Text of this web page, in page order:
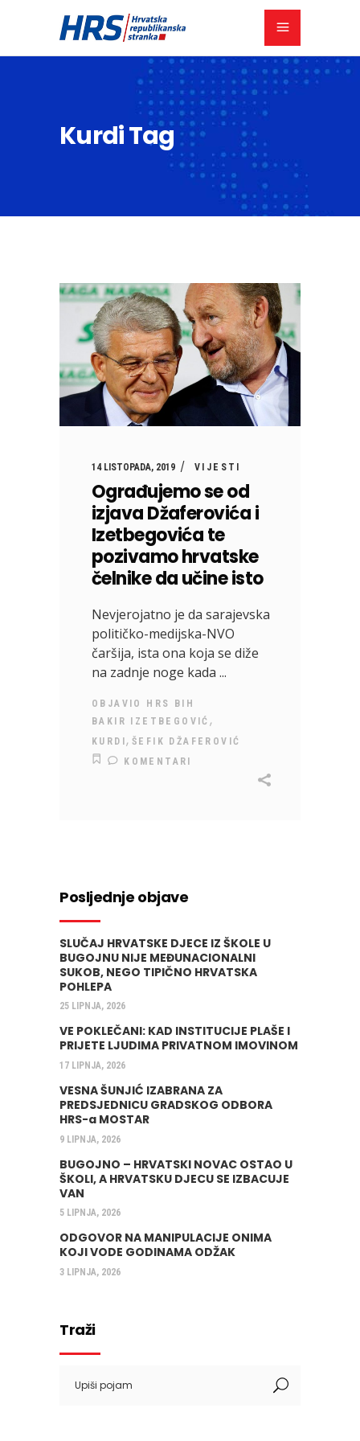
Kurdi Tag
14 LISTOPADA, 2019 VIJESTI
Ograđujemo se od
izjava Džaferovića i
Izetbegovića te
pozivamo hrvatske
čelnike da učine isto
Nevjerojatno je da sarajevska
političko-medijska-NVO
čaršija, ista ona koja se diže
na zadnje noge kada
OBJAVIO
HRS BIH
BAKIR IZETBEGOVIĆ ,
KURDI , ŠEFIK DŽAFEROVIĆ
KOMENTARI
Posljednje objave
SLUČAJ HRVATSKE DJECE IZ ŠKOLE U
BUGOJNU NIJE MEĐUNACIONALNI
SUKOB, NEGO TIPIČNO HRVATSKA
POHLEPA
25 LIPNJA, 2026
VE POKLEČANI: KAD INSTITUCIJE PLAŠE I
PRIJETE LJUDIMA PRIVATNOM IMOVINOM
17 LIPNJA, 2026
VESNA ŠUNJIĆ IZABRANA ZA
PREDSJEDNICU GRADSKOG ODBORA
HRS-a MOSTAR
9 LIPNJA, 2026
BUGOJNO – HRVATSKI NOVAC OSTAO U
ŠKOLI, A HRVATSKU DJECU SE IZBACUJE
VAN
5 LIPNJA, 2026
ODGOVOR NA MANIPULACIJE ONIMA
KOJI VODE GODINAMA ODŽAK
3 LIPNJA, 2026
Traži
for: